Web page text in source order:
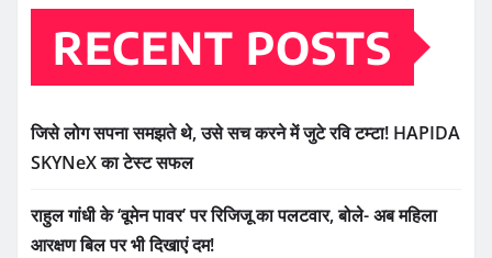
RECENT POSTS
जिसे लोग सपना समझते थे, उसे सच करने में जुटे रवि टम्टा! HAPIDA
SKYNeX का टेस्ट सफल
राहुल गांधी के ‘वूमेन पावर’ पर रिजिजू का पलटवार, बोले- अब महिला
आरक्षण बिल पर भी दिखाएं दम!